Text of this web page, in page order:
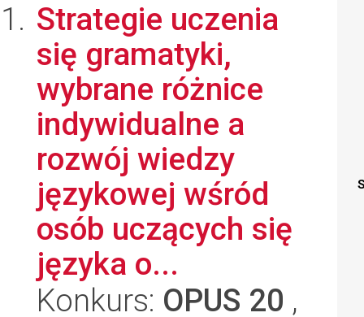
Strategie uczenia
się gramatyki,
wybrane różnice
indywidualne a
rozwój wiedzy
językowej wśród
osób uczących się
języka o...
Konkurs: OPUS 20 ,